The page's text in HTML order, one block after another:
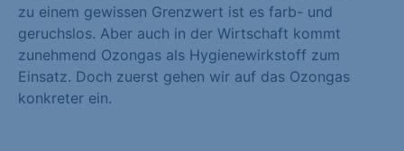
zu einem gewissen Grenzwert ist es farb- und
geruchslos. Aber auch in der Wirtschaft kommt
zunehmend Ozongas als Hygienewirkstoff zum
Einsatz. Doch zuerst gehen wir auf das Ozongas
konkreter ein.